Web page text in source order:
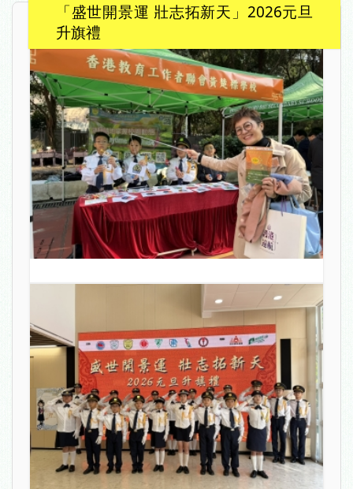
「盛世開景運 壯志拓新天」2026元旦
升旗禮